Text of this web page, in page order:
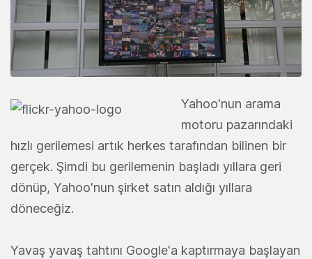
Yahoo'nun arama
motoru pazarındaki
hızlı gerilemesi artık herkes tarafından bilinen bir
gerçek. Şimdi bu gerilemenin başladı yıllara geri
dönüp, Yahoo'nun şirket satın aldığı yıllara
döneceğiz.
Yavaş yavaş tahtını Google'a kaptırmaya başlayan